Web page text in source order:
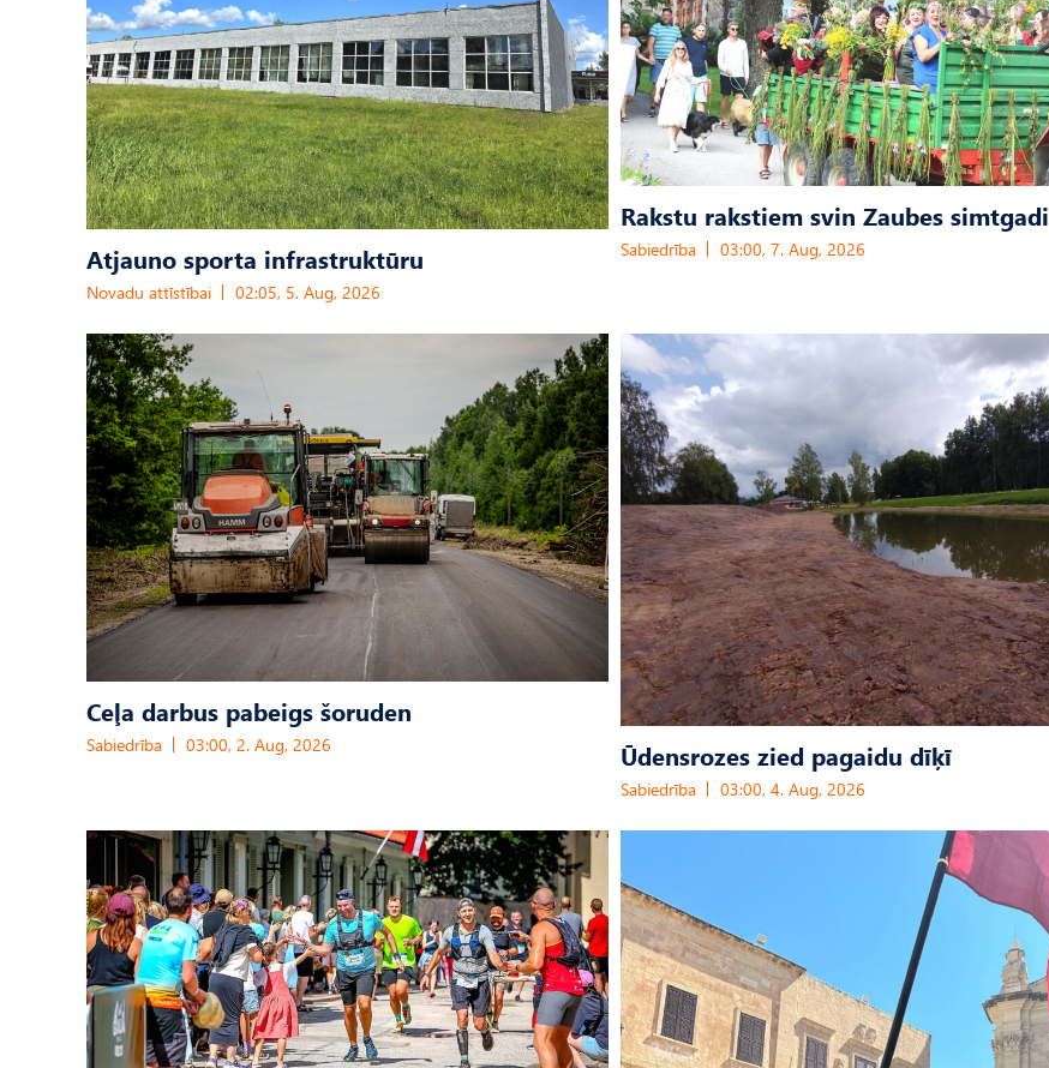
Atjauno sporta infrastruktūru
Novadu attīstībai 02:05, 5. Aug, 2026
Rakstu rakstiem svin Zaubes simtgadi
Sabiedrība 03:00, 7. Aug, 2026
Ceļa darbus pabeigs šoruden
Sabiedrība 03:00, 2. Aug, 2026 Ūdensrozes zied pagaidu dīķī
Sabiedrība 03:00, 4. Aug, 2026